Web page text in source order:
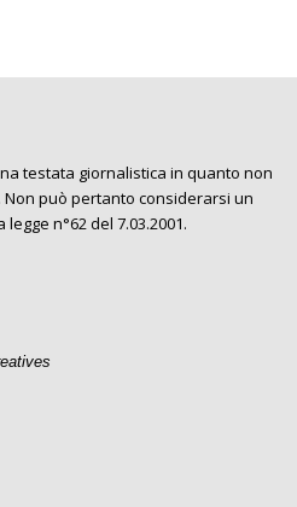
testata giornalistica in quanto non
può pertanto considerarsi un
n°62 del 7.03.2001.